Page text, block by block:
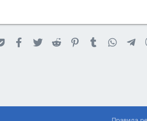
GetpocketFacebook
Twitter Reddit PinterestTumblr